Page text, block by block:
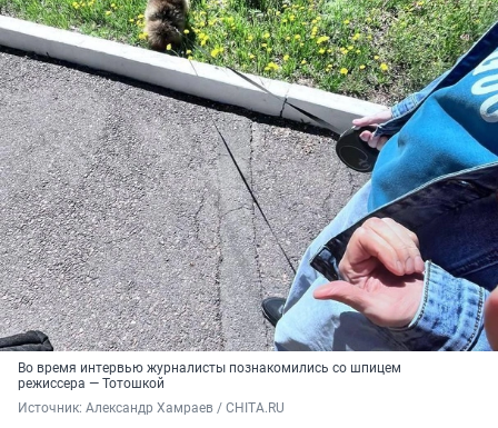
Во время интервью журналисты познакомились со шпицем
режиссера — Тотошкой
Источник: Александр Хамраев / CHITA.RU